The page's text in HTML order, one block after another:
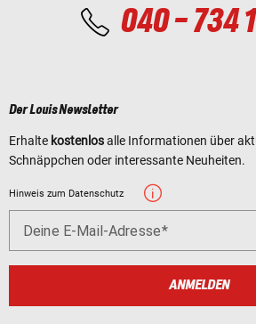
040 - 734
Der Louis Newsletter
Erhalte kostenlosalle Informationen über
Schnäppchen oder interessante Neuheiten.
Hinweis zum Datenschutz
Deine E-Mail-Adresse
ANMELDEN